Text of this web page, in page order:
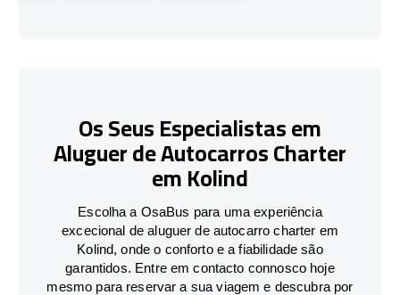
Os Seus Especialistas em
Aluguer de Autocarros Charter
em Kolind
Escolha a OsaBus para uma experiência
excecional de aluguer de autocarro charter em
Kolind, onde o conforto e a fiabilidade são
garantidos. Entre em contacto connosco hoje
mesmo para reservar a sua viagem e descubra por